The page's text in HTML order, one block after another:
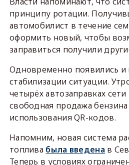
принципу ротации.
автомобилист в течение
оформить новый, чтобы
заправиться получили
Одновременно появились и
стабилизации ситуации.
четырёх автозаправках сети
свободная продажа
использования QR-кодов.
Напомним, новая система
топлива была введена в
Теперь в условиях